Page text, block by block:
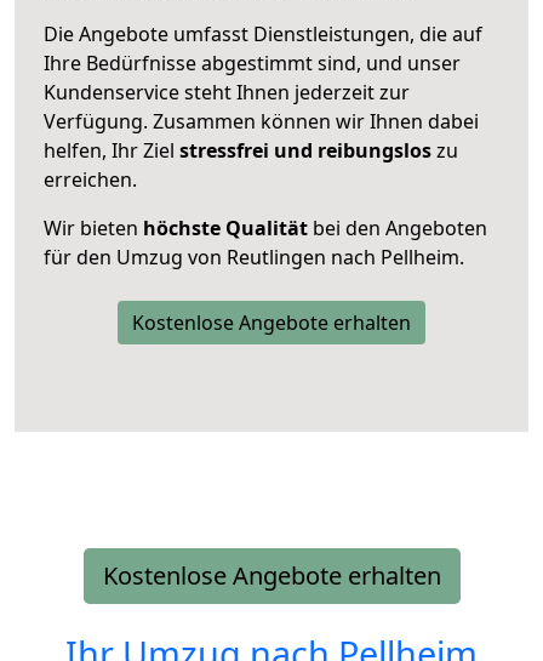
Die Angebote umfasst Dienstleistungen, die auf
Ihre Bedürfnisse abgestimmt sind, und unser
Kundenservice steht Ihnen jederzeit zur
Verfügung. Zusammen können wir Ihnen dabei
helfen, Ihr Ziel stressfrei und reibungsloszu
erreichen.
Wir bieten höchste Qualität bei den Angeboten
für den Umzug von Reutlingen nach Pellheim.
Kostenlose Angebote erhalten
Kostenlose Angebote erhalten